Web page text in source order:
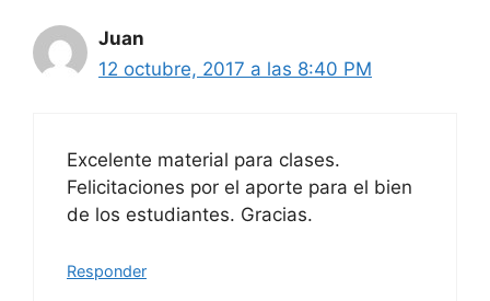
Juan
12 octubre, 2017 a las 8:40 PM
Excelente material para clases.
Felicitaciones por el aporte para el bien
de los estudiantes. Gracias.
Responder